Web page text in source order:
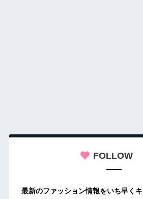
FOLLOW
最新のファッション情報をいち早く